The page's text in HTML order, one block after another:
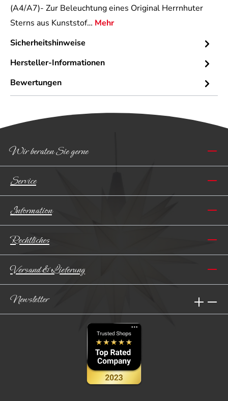
(A4/A7)- Zur Beleuchtung eines Original Herrnhuter
Sterns aus Kunststof… Mehr
Sicherheitshinweise
Hersteller-Informationen
Bewertungen
Wir beraten Sie gerne
Service
Information
Rechtliches
Versand & Lieferung
Newsletter